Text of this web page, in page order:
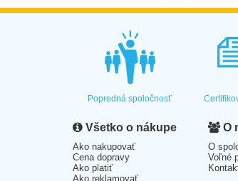
Popredná spoločnosť
Všetko o nákupe
Ako nakupovať
Cena dopravy
Ako platiť
Ako reklamovať
O
O
Voľné